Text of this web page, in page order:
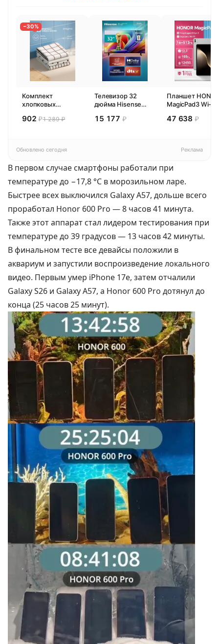
−30%
Комплект
хлопковых
полотенец 4 шт,
белый
902₽1 289 ₽
Телевизор 32
дюйма Hisense
Смарт ТВ HD
15 177 ₽
Планшет
MagicPad3 Wi-Fi,
Snapdragon 8,
47 638 ₽
Обновлено сегодня Реклама
В первом случае смартфоны работали при
температуре до −17,8 °C в морозильном ларе.
Быстрее всех выключился Galaxy A57, дольше всего
проработал Honor 600 Pro — 8 часов 41 минута.
Также этот аппарат стал лидером тестирования при
температуре до 39 градусов — 13 часов 42 минуты.
В финальном тесте все девайсы положили в
аквариум и запустили воспроизведение локального
видео. Первым умер iPhone 17e, затем отчалили
Galaxy S26 и Galaxy A57, а Honor 600 Pro дотянул до
конца (25 часов 25 минут).